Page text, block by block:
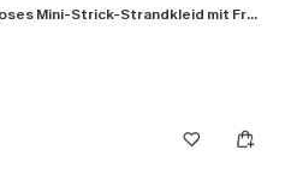
Weißes Ärmelloses Mini-Strick-Strandkleid mit Fransenbesatz